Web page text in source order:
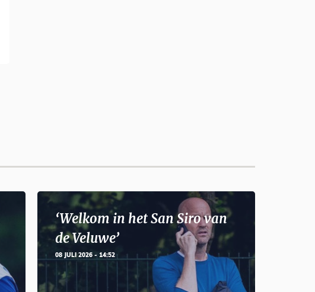
‘Welkom in het San Siro van
de Veluwe’
08 JULI 2026 - 14:52